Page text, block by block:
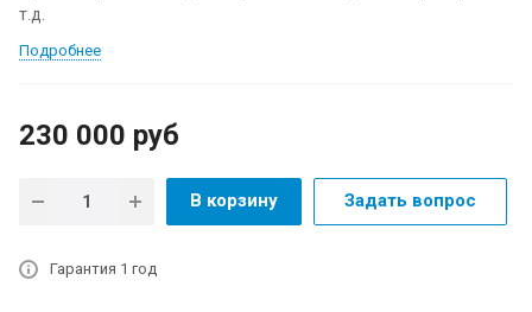
т.д.
Подробнее
230 000 руб
В корзину Задать вопрос
Гарантия 1 год